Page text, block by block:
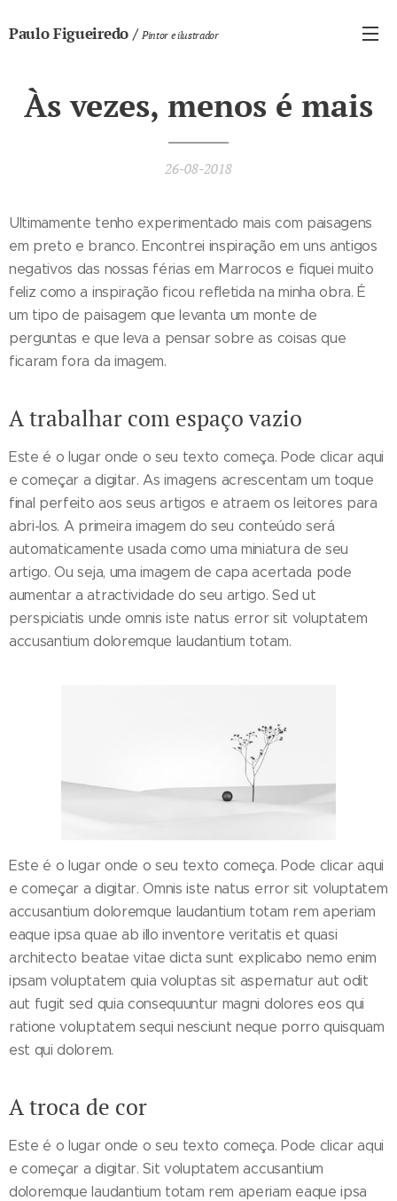
Paulo Figueiredo / Pintor e ilustrador
Às vezes, menos é mais
26-08-2018
Ultimamente tenho experimentado mais com paisagens
em preto e branco. Encontrei inspiração em uns antigos
negativos das nossas férias em Marrocos e fiquei muito
feliz como a inspiração ficou refletida na minha obra. É
um tipo de paisagem que levanta um monte de
perguntas e que leva a pensar sobre as coisas que
ficaram fora da imagem.
A trabalhar com espaço vazio
Este é o lugar onde o seu texto começa. Pode clicar aqui
e começar a digitar. As imagens acrescentam um toque
final perfeito aos seus artigos e atraem os leitores para
abri-los. A primeira imagem do seu conteúdo será
automaticamente usada como uma miniatura de seu
artigo. Ou seja, uma imagem de capa acertada pode
aumentar a atractividade do seu artigo. Sed ut
perspiciatis unde omnis iste natus error sit voluptatem
accusantium doloremque laudantium totam.
Este é o lugar onde o seu texto começa. Pode clicar aqui
e começar a digitar. Omnis iste natus error sit voluptatem
accusantium doloremque laudantium totam rem aperiam
eaque ipsa quae ab illo inventore veritatis et quasi
architecto beatae vitae dicta sunt explicabo nemo enim
ipsam voluptatem quia voluptas sit aspernatur aut odit
aut fugit sed quia consequuntur magni dolores eos qui
ratione voluptatem sequi nesciunt neque porro quisquam
est qui dolorem.
A troca de cor
Este é o lugar onde o seu texto começa. Pode clicar aqui
e começar a digitar. Sit voluptatem accusantium
doloremque laudantium totam rem aperiam eaque ipsa